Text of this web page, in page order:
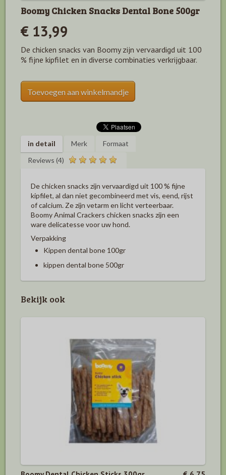
Boomy Chicken Snacks Dental Bone 500gr
€ 13,99
De chicken snacks van Boomy zijn vervaardigd uit 100
% fijne kipfilet en in diverse combinaties verkrijgbaar.
Toevoegen aan winkelmandje
in detail Merk
Formaat
Reviews (4)
De chicken snacks zijn vervaardigd uit 100 % fijne
kipfilet, al dan niet gecombineerd met vis, eend, rijst
of calcium. Ze zijn vetarm en licht verteerbaar.
Boomy Animal Crackers chicken snacks zijn een
ware delicatesse voor uw hond.
Verpakking
Kippen dental bone 100gr
kippen dental bone 500gr
Bekijk ook